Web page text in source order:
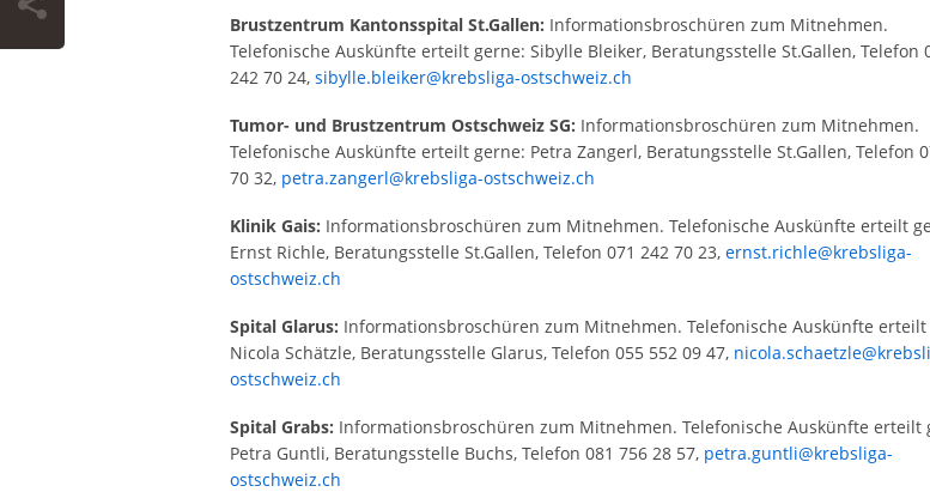
Brustzentrum Kantonsspital St.Gallen: Informationsbroschüren zum Mitnehmen.
Telefonische Auskünfte erteilt gerne: Sibylle Bleiker, Beratungsstelle St.Gallen, Telefon
242 70 24, sibylle.bleiker@krebsliga-ostschweiz.ch
Tumor- und Brustzentrum Ostschweiz SG: Informationsbroschüren zum Mitnehmen.
Telefonische Auskünfte erteilt gerne: Petra Zangerl, Beratungsstelle St.Gallen, Telefon
70 32, petra.zangerl@krebsliga-ostschweiz.ch
Klinik Gais: Informationsbroschüren zum Mitnehmen. Telefonische Auskünfte erteilt
Ernst Richle, Beratungsstelle St.Gallen, Telefon 071 242 70 23, ernst.richle@krebsliga-
ostschweiz.ch
Spital Glarus: Informationsbroschüren zum Mitnehmen. Telefonische Auskünfte erteilt
Nicola Schätzle, Beratungsstelle Glarus, Telefon 055 552 09 47,
ostschweiz.ch
Spital Grabs: Informationsbroschüren zum Mitnehmen. Telefonische Auskünfte erteilt
Petra Guntli, Beratungsstelle Buchs, Telefon 081 756 28 57, petra.guntli@krebsliga-
ostschweiz.ch